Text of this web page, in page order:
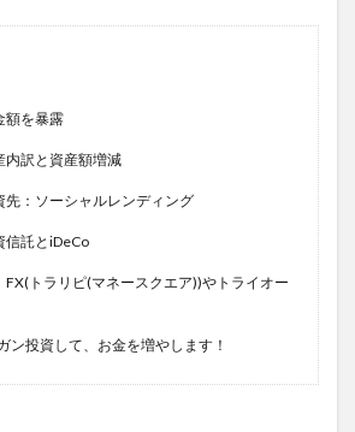
額を暴露
内訳と資産額増減
先：ソーシャルレンディング
信託とiDeCo
FX(トラリピ(マネースクエア))やトライオー
ン投資して、お金を増やします！